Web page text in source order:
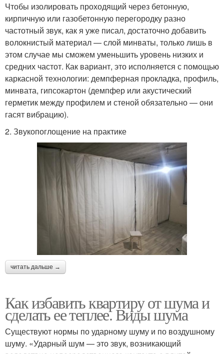
Чтобы изолировать проходящий через бетонную,
кирпичную или газобетонную перегородку разно
частотный звук, как я уже писал, достаточно добавить
волокнистый материал — слой минваты, только лишь в
этом случае мы сможем уменьшить уровень низких и
средних частот. Как вариант, это исполняется с помощью
каркасной технологии: демпферная прокладка, профиль,
минвата, гипсокартон (демпфер или акустический
герметик между профилем и стеной обязательно — они
гасят вибрацию).
2. Звукопоглощение на практике
читать дальше →
Как избавить квартиру от шума и
сделать ее теплее. Виды шума
Существуют нормы по ударному шуму и по воздушному
шуму. «Ударный шум — это звук, возникающий